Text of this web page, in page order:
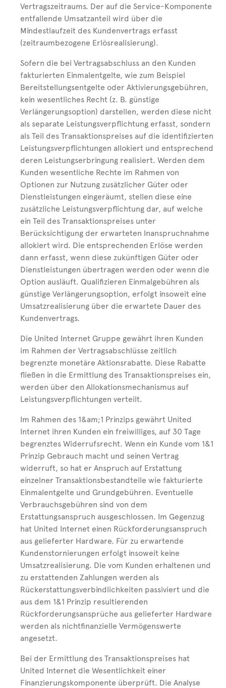
Vertragszeitraums. Der auf die Service-Komponente
entfallende Umsatzanteil wird über die
Mindestlaufzeit des Kundenvertrags erfasst
(zeitraumbezogene Erlösrealisierung).
Sofern die bei Vertragsabschluss an den Kunden
fakturierten Einmalentgelte, wie zum Beispiel
Bereitstellungsentgelte oder Aktivierungsgebühren,
kein wesentliches Recht (z. B. günstige
Verlängerungsoption) darstellen, werden diese nicht
als separate Leistungsverpflichtung erfasst, sondern
als Teil des Transaktionspreises auf die identifizierten
Leistungsverpflichtungen allokiert und entsprechend
deren Leistungserbringung realisiert. Werden dem
Kunden wesentliche Rechte im Rahmen von
Optionen zur Nutzung zusätzlicher Güter oder
Dienstleistungen eingeräumt, stellen diese eine
zusätzliche Leistungsverpflichtung dar, auf welche
ein Teil des Transaktionspreises unter
Berücksichtigung der erwarteten Inanspruchnahme
allokiert wird. Die entsprechenden Erlöse werden
dann erfasst, wenn diese zukünftigen Güter oder
Dienstleistungen übertragen werden oder wenn die
Option ausläuft. Qualifizieren Einmalgebühren als
günstige Verlängerungsoption, erfolgt insoweit eine
Umsatzrealisierung über die erwartete Dauer des
Kundenvertrags.
Die United Internet Gruppe gewährt ihren Kunden
im Rahmen der Vertragsabschlüsse zeitlich
begrenzte monetäre Aktionsrabatte. Diese Rabatte
fließen in die Ermittlung des Transaktionspreises ein,
werden über den Allokationsmechanismus auf
Leistungsverpflichtungen verteilt.
Im Rahmen des 1&am;1 Prinzips gewährt United
Internet ihren Kunden ein freiwilliges, auf 30 Tage
begrenztes Widerrufsrecht. Wenn ein Kunde vom 1&1
Prinzip Gebrauch macht und seinen Vertrag
widerruft, so hat er Anspruch auf Erstattung
einzelner Transaktionsbestandteile wie fakturierte
Einmalentgelte und Grundgebühren. Eventuelle
Verbrauchsgebühren sind von dem
Erstattungsanspruch ausgeschlossen. Im Gegenzug
hat United Internet einen Rückforderungsanspruch
aus gelieferter Hardware. Für zu erwartende
Kundenstornierungen erfolgt insoweit keine
Umsatzrealisierung. Die vom Kunden erhaltenen und
zu erstattenden Zahlungen werden als
Rückerstattungsverbindlichkeiten passiviert und die
aus dem 1&1 Prinzip resultierenden
Rückforderungsansprüche aus gelieferter Hardware
werden als nichtfinanzielle Vermögenswerte
angesetzt.
Bei der Ermittlung des Transaktionspreises hat
United Internet die Wesentlichkeit einer
Finanzierungskomponente überprüft. Die Analyse